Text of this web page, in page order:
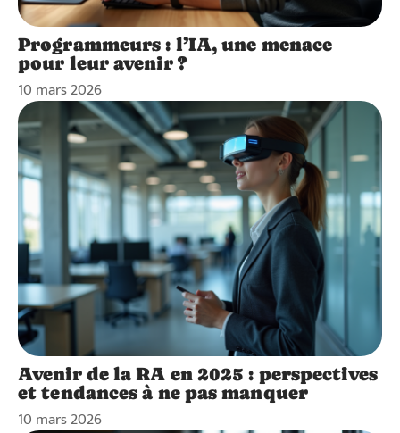
Programmeurs : l’IA, une menace
pour leur avenir ?
10 mars 2026
Avenir de la RA en 2025 : perspectives
et tendances à ne pas manquer
10 mars 2026